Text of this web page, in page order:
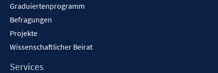
Graduiertenprogramm
Befragungen
Projekte
Wissenschaftlicher Beirat
Services